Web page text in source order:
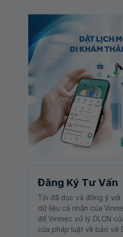
Đăng Ký Tư Vấn
Tôi đã đọc và đồng ý với
dữ liệu cá nhân của
để Vinmec xử lý DLCN
của pháp luật về bảo vệ